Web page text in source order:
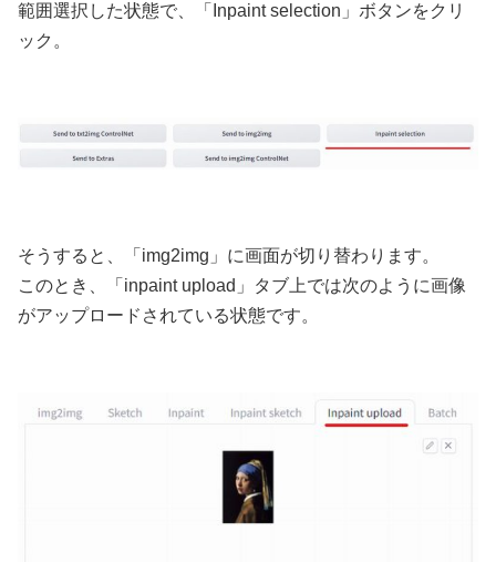
範囲選択した状態で、「Inpaint selection」ボタンをクリ
ック。
そうすると、「img2img」に画面が切り替わります。
このとき、「inpaint upload」タブ上では次のように画像
がアップロードされている状態です。